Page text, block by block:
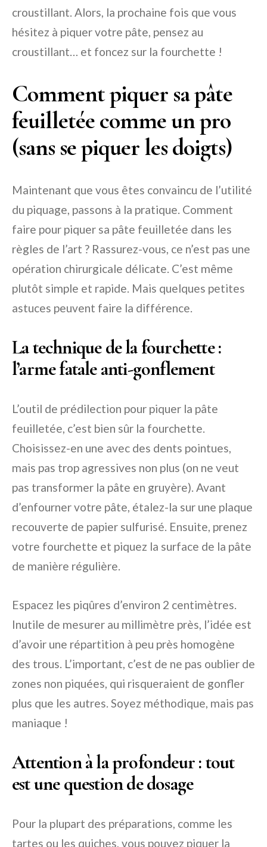
croustillant. Alors, la prochaine fois que vous
hésitez à piquer votre pâte, pensez au
croustillant… et foncez sur la fourchette !
Comment piquer sa pâte
feuilletée comme un pro
(sans se piquer les doigts)
Maintenant que vous êtes convaincu de l’utilité
du piquage, passons à la pratique. Comment
faire pour piquer sa pâte feuilletée dans les
règles de l’art ? Rassurez-vous, ce n’est pas une
opération chirurgicale délicate. C’est même
plutôt simple et rapide. Mais quelques petites
astuces peuvent faire la différence.
La technique de la fourchette :
l’arme fatale anti-gonflement
L’outil de prédilection pour piquer la pâte
feuilletée, c’est bien sûr la fourchette.
Choisissez-en une avec des dents pointues,
mais pas trop agressives non plus (on ne veut
pas transformer la pâte en gruyère). Avant
d’enfourner votre pâte, étalez-la sur une plaque
recouverte de papier sulfurisé. Ensuite, prenez
votre fourchette et piquez la surface de la pâte
de manière régulière.
Espacez les piqûres d’environ 2 centimètres.
Inutile de mesurer au millimètre près, l’idée est
d’avoir une répartition à peu près homogène
des trous. L’important, c’est de ne pas oublier de
zones non piquées, qui risqueraient de gonfler
plus que les autres. Soyez méthodique, mais pas
maniaque !
Attention à la profondeur : tout
est une question de dosage
Pour la plupart des préparations, comme les
tartes ou les quiches, vous pouvez piquer la